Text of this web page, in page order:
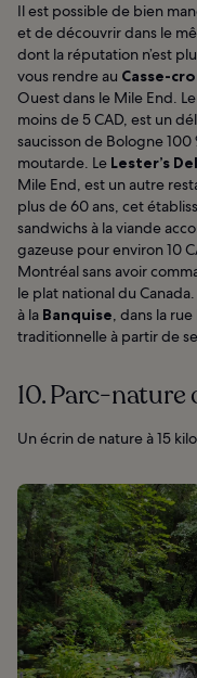
Il est possible de bien
et de découvrir dans le
dont la réputation n’est
vous rendre au Casse-
Ouest dans le Mile End.
moins de 5 CAD, est un
saucisson de Bologne
moutarde. Le Lester’s
Mile End, est un autre
plus de 60 ans, cet
sandwichs à la viande
gazeuse pour environ 10
Montréal sans avoir
le plat national du
à la Banquise, dans la
traditionnelle à partir de
10. Parc-
Un écrin de nature à 15